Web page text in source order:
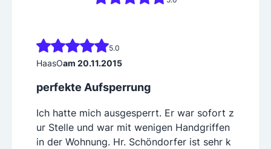
nster in Salzburg richtig ein, bringen Schutzvorrichtun
gen und können sie mit einem Spezialmittel reinigen.
mgebung
erheit und Einbruch in Ihrem Wohn- oder Gewerbeobje
kt. Bei uns bekommen Sie eine umfassende und individ
uelle Beratung.
5.0
HaasOam 20.11.2015
perfekte Aufsperrung
Ich hatte mich ausgesperrt. Er war sofort z
ur Stelle und war mit wenigen Handgriffen
in der Wohnung. Hr. Schöndorfer ist sehr k